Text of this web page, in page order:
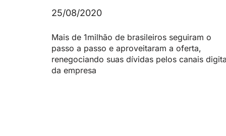
25/08/2020
Mais de 1milhão de brasileiros seguiram o
passo a passo e aproveitaram a oferta,
renegociando suas dívidas pelos canais
da empresa